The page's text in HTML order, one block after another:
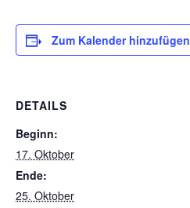
Zum Kalender hinzufügen
DETAILS
Beginn:
17. Oktober
Ende:
25. Oktober